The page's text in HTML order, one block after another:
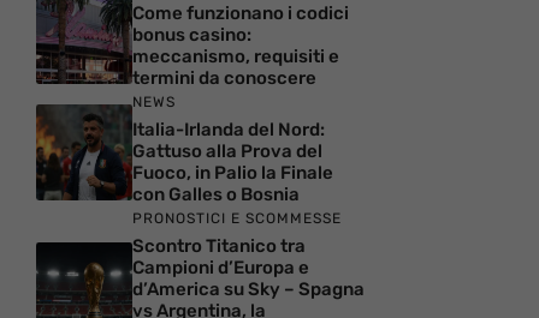
Come funzionano i codici
bonus casino:
meccanismo, requisiti e
termini da conoscere
NEWS
Italia-Irlanda del Nord:
Gattuso alla Prova del
Fuoco, in Palio la Finale
con Galles o Bosnia
PRONOSTICI E SCOMMESSE
Scontro Titanico tra
Campioni d’Europa e
d’America su Sky – Spagna
vs Argentina, la